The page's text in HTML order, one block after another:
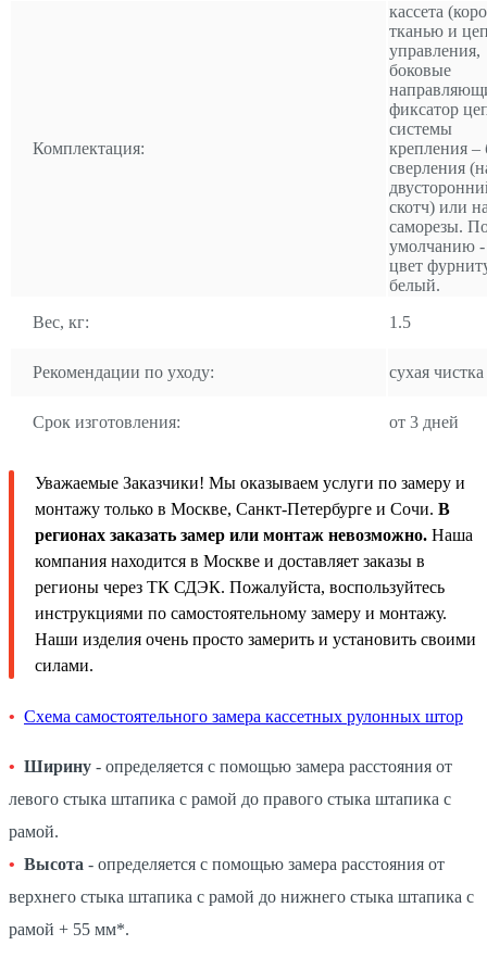
Комплектация:
кассета
тканью и
управления,
боковые
фиксатор
системы
крепления –
сверления
скотч) или
саморезы.
умолчанию -
цвет
белый.
Вес, кг:
1.5
Рекомендации по уходу: сухая чистка
Срок изготовления: от 3 дней
Уважаемые Заказчики! Мы оказываем услуги по замеру и
монтажу только в Москве, Санкт-Петербурге и Сочи. В
регионах заказать замер или монтаж невозможно. Наша
компания находится в Москве и доставляет заказы в
регионы через ТК СДЭК. Пожалуйста, воспользуйтесь
инструкциями по самостоятельному замеру и монтажу.
Наши изделия очень просто замерить и установить своими
силами.
Схема самостоятельного замера кассетных рулонных штор
Ширину - определяется с помощью замера расстояния от
левого стыка штапика с рамой до правого стыка штапика с
рамой.
Высота - определяется с помощью замера расстояния от
верхнего стыка штапика с рамой до нижнего стыка штапика с
рамой + 55 мм*.